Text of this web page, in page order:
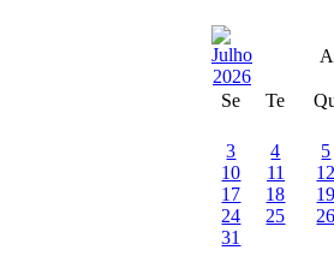
Se Te
3 4
5
10
11
17
18
24
25
31